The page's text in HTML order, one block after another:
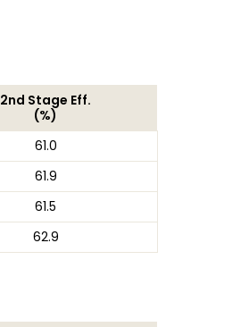
2nd Stage Eff.
(%)
61.0
61.9
61.5
62.9